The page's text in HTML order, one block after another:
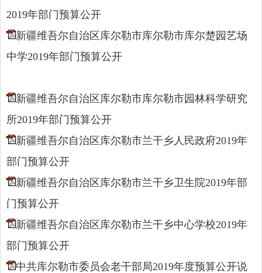
2019年部门预算公开
新疆维吾尔自治区库尔勒市库尔勒市库尔楚园艺场
中学2019年部门预算公开
新疆维吾尔自治区库尔勒市库尔勒市园林科学研究
所2019年部门预算公开
新疆维吾尔自治区库尔勒市兰干乡人民政府2019年
部门预算公开
新疆维吾尔自治区库尔勒市兰干乡卫生院2019年部
门预算公开
新疆维吾尔自治区库尔勒市兰干乡中心学校2019年
部门预算公开
中共库尔勒市委员会老干部局2019年度预算公开说